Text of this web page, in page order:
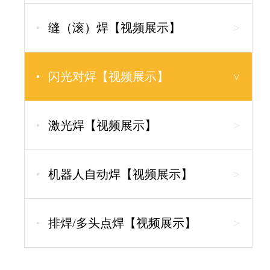
缝（滚）焊【视频展示】 >
闪光对焊【视频展示】 >
激光焊【视频展示】 >
机器人自动焊【视频展示】 >
排焊/多头点焊【视频展示】 >